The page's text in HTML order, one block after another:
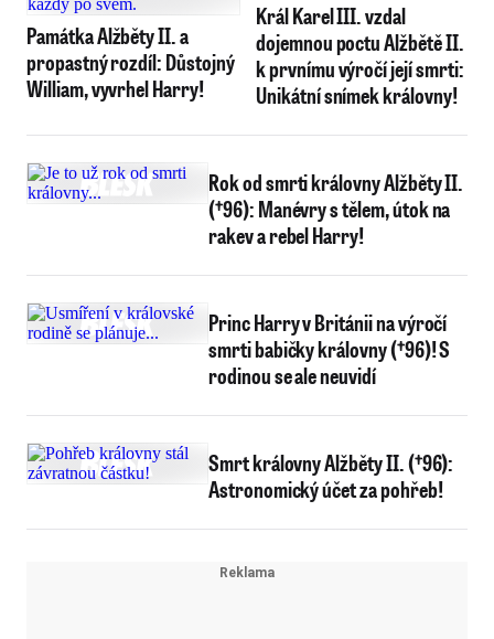
Památka Alžběty II. a
propastný rozdíl: Důstojný
William, vyvrhel Harry!
Král Karel III. vzdal
dojemnou poctu Alžbětě II.
k prvnímu výročí její smrti:
Unikátní snímek královny!
Rok od smrti královny Alžběty II.
(†96): Manévry s tělem, útok na
rakev a rebel Harry!
Princ Harry v Británii na výročí
smrti babičky královny (†96)! S
rodinou se ale neuvidí
Smrt královny Alžběty II. (†96):
Astronomický účet za pohřeb!